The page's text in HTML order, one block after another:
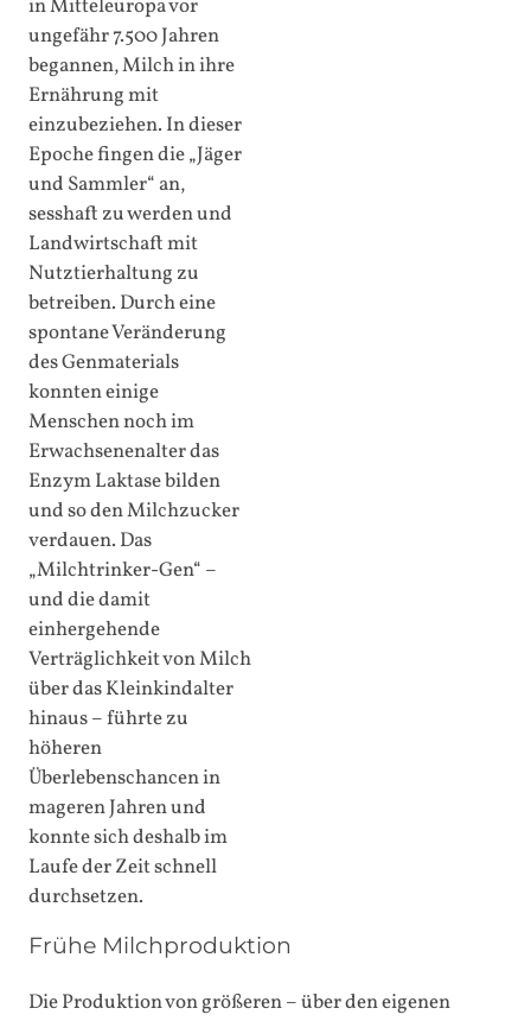
in Mitteleuropa vor
ungefähr 7.500 Jahren
begannen, Milch in ihre
Ernährung mit
einzubeziehen. In dieser
Epoche fingen die „Jäger
und Sammler“ an,
sesshaft zu werden und
Landwirtschaft mit
Nutztierhaltung zu
betreiben. Durch eine
spontane Veränderung
des Genmaterials
konnten einige
Menschen noch im
Erwachsenenalter das
Enzym Laktase bilden
und so den Milchzucker
verdauen. Das
„Milchtrinker-Gen“ –
und die damit
einhergehende
Verträglichkeit von Milch
über das Kleinkindalter
hinaus – führte zu
höheren
Überlebenschancen in
mageren Jahren und
konnte sich deshalb im
Laufe der Zeit schnell
durchsetzen.
Frühe Milchproduktion
Die Produktion von größeren – über den eigenen